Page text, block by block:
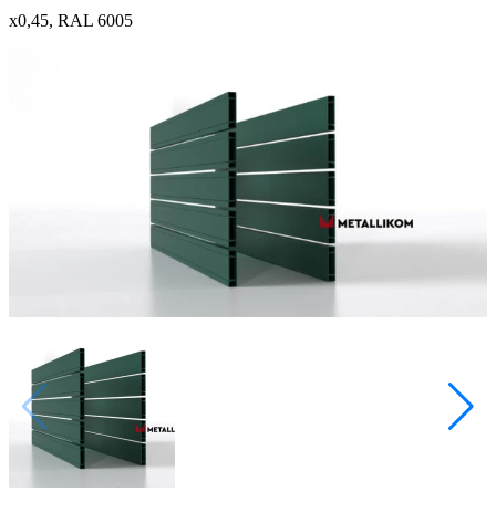
x0,45, RAL 6005